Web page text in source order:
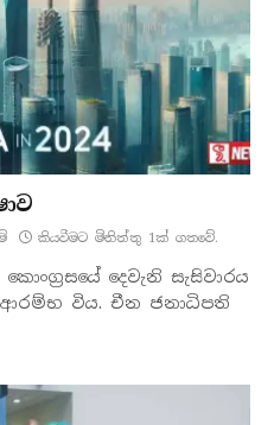
කියවීමට මිනිත්තු 1ක් ගතවේ.
දෙවැනි සැසිවාරය
ආරම්භ විය. චීන ජනාධිපති